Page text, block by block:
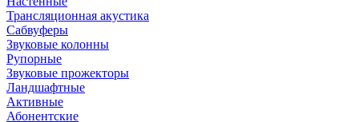
Трансляционная акустика
Сабвуферы
Звуковые колонны
Рупорные
Звуковые прожекторы
Ландшафтные
Активные
Абонентские